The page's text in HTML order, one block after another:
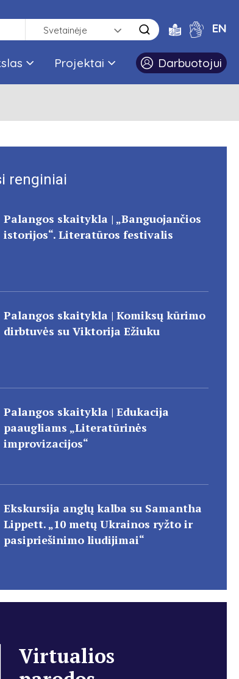
Svetainėje EN
Projektai Darbuotojui
renginiai
Palangos skaitykla | „Banguojančios
istorijos“. Literatūros festivalis
Palangos skaitykla | Komiksų kūrimo
dirbtuvės su Viktorija Ežiuku
Palangos skaitykla | Edukacija
paaugliams „Literatūrinės
improvizacijos“
Ekskursija anglų kalba su Samantha
Lippett. „10 metų Ukrainos ryžto ir
pasipriešinimo liudijimai“
Virtualios